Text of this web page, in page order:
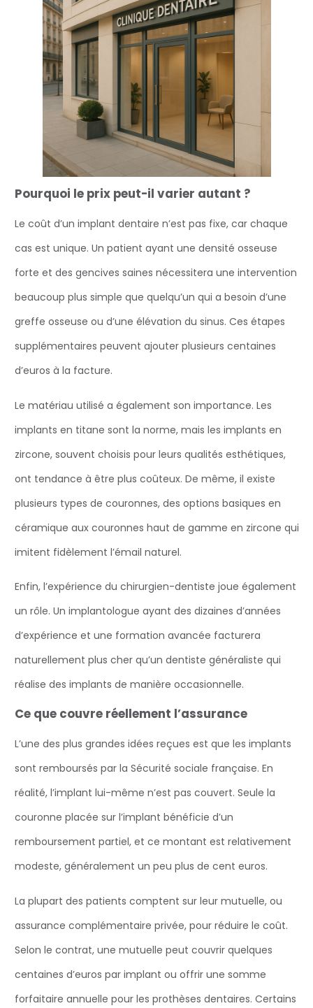
Pourquoi le prix peut-il varier autant ?
Le coût d’un implant dentaire n’est pas fixe, car chaque
cas est unique. Un patient ayant une densité osseuse
forte et des gencives saines nécessitera une intervention
beaucoup plus simple que quelqu’un qui a besoin d’une
greffe osseuse ou d’une élévation du sinus. Ces étapes
supplémentaires peuvent ajouter plusieurs centaines
d’euros à la facture.
Le matériau utilisé a également son importance. Les
implants en titane sont la norme, mais les implants en
zircone, souvent choisis pour leurs qualités esthétiques,
ont tendance à être plus coûteux. De même, il existe
plusieurs types de couronnes, des options basiques en
céramique aux couronnes haut de gamme en zircone qui
imitent fidèlement l’émail naturel.
Enfin, l’expérience du chirurgien-dentiste joue également
un rôle. Un implantologue ayant des dizaines d’années
d’expérience et une formation avancée facturera
naturellement plus cher qu’un dentiste généraliste qui
réalise des implants de manière occasionnelle.
Ce que couvre réellement l’assurance
L’une des plus grandes idées reçues est que les implants
sont remboursés par la Sécurité sociale française. En
réalité, l’implant lui-même n’est pas couvert. Seule la
couronne placée sur l’implant bénéficie d’un
remboursement partiel, et ce montant est relativement
modeste, généralement un peu plus de cent euros.
La plupart des patients comptent sur leur mutuelle, ou
assurance complémentaire privée, pour réduire le coût.
Selon le contrat, une mutuelle peut couvrir quelques
centaines d’euros par implant ou offrir une somme
forfaitaire annuelle pour les prothèses dentaires. Certains